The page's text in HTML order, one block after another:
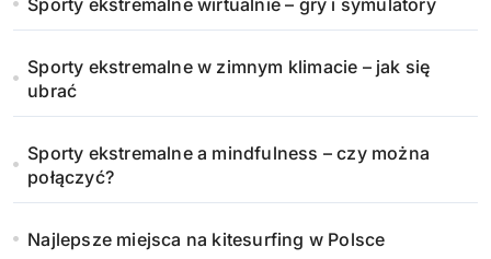
Sporty ekstremalne w zimnym klimacie – jak się
ubrać
Sporty ekstremalne a mindfulness – czy można
połączyć?
Najlepsze miejsca na kitesurfing w Polsce